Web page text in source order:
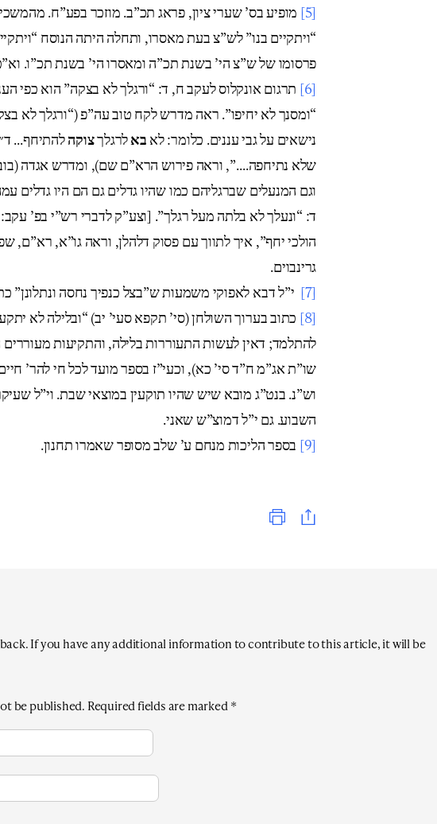
[5]
מופיע בס’ שערי ציון, פראג תכ”ב. מוזכר בפע”ח.
“ויתקיים בנו” לש”צ בעת מאסרו, ותחלה היתה הנוסח
פרסומו של ש”צ הי’ בשנת תכ”ה ומאסרו הי’ בשנת תכ”ו.
[6]
תרגום אונקלוס לעקב ח, ד: “ורגלך לא בצקה” הוא כפי
“ומסנך לא יחיפו”. ראה מדרש לקח טוב עה”פ (“ורגלך לא
נישאים על גבי עננים. כלומר: לא באלרגלךצוקהלהתיחף…
שלא נתיחפה….”, וראה פירוש הרא”ם שם), ומדרש אגדה
וגם המנעלים שברגליהם כמו שהיו גדלים גם הם היו גדלים
ד: “ונעלך לא בלתה מעל רגלך”. [וצע”ק לדברי רש”י בפ’
הולכי יחף”, איך לתווך עם פסוק דלהלן, וראה גו”א, רא”ם,
גרינבוים.
[7]
י”ל דבא לאפוקי משמעות ש”בצל כנפיך נחסה ונתלונן”
[8]
כתוב בערוך השולחן (סי’ תקפא סעי’ יב) “ובלילה לא
להתלמד; דאין לעשות התעוררות בלילה, והתקיעות מעוררים
שו”ת אג”מ ח”ד סי’ כא), וכעי”ז בספר מועד לכל חי להר’ חיים
וש”נ. בנט”ג מובא שיש שהיו תוקעין במוצאי שבת. וי”ל
השבוע. גם י”ל דמוצ”ש שאני.
[9]
בספר הליכות מנחם ע’ שלב מסופר שאמרו תחנון.
If you have any additional information to contribute to this article, it will be
be published. Required fields are marked*